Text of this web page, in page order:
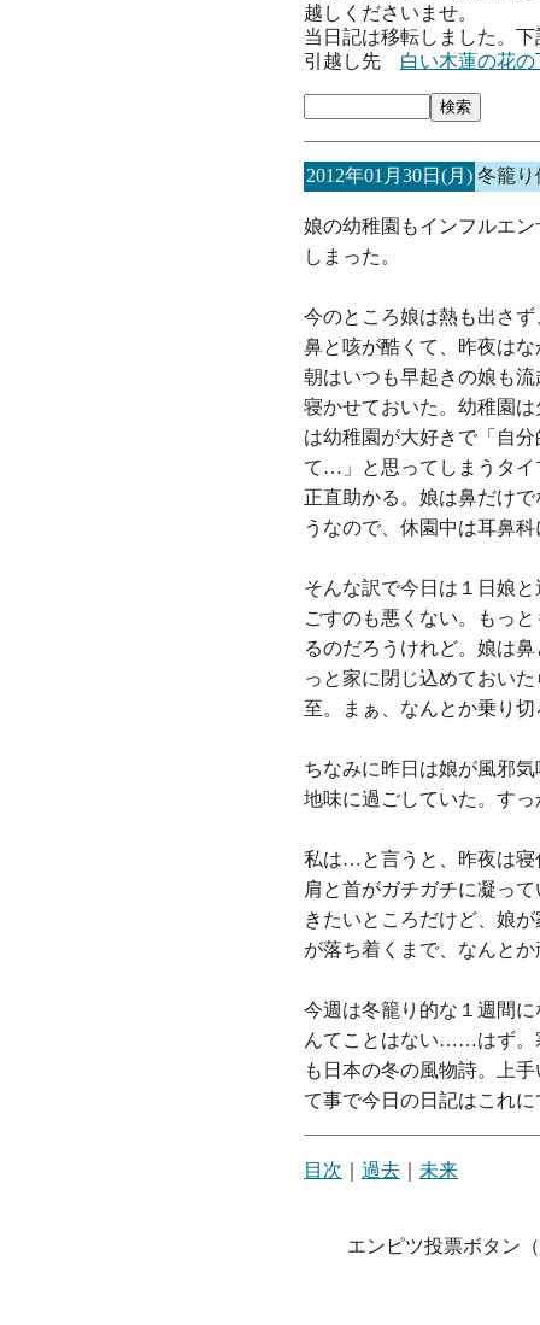
越しくださいませ。
当日記は移転しました。
引越し先 白い木蓮の花の
2012年01月30日(月) 冬籠り
娘の幼稚園もインフルエ
しまった。
今のところ娘は熱も出さ
鼻と咳が酷くて、昨夜は
朝はいつも早起きの娘も
寝かせておいた。幼稚園
は幼稚園が大好きで「自
て…」と思ってしまうタイ
正直助かる。娘は鼻だけ
うなので、休園中は耳鼻
そんな訳で今日は１日娘
ごすのも悪くない。もっ
るのだろうけれど。娘は
っと家に閉じ込めておい
至。まぁ、なんとか乗り切
ちなみに昨日は娘が風邪
地味に過ごしていた。す
私は…と言うと、昨夜は寝
肩と首がガチガチに凝っ
きたいところだけど、娘
が落ち着くまで、なんと
今週は冬籠り的な１週間
んてことはない……はず。
も日本の冬の風物詩。上
て事で今日の日記はこれ
目次 過去 未来
エンピツ投票ボタン